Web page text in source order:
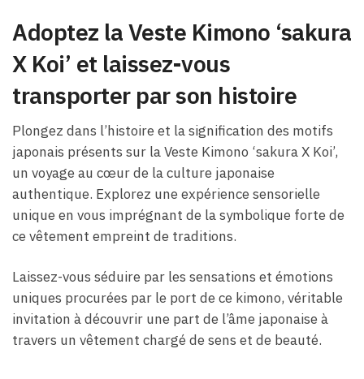
Adoptez la Veste Kimono ‘sakura
X Koi’ et laissez-vous
transporter par son histoire
Plongez dans l’histoire et la signification des motifs
japonais présents sur la Veste Kimono ‘sakura X Koi’,
un voyage au cœur de la culture japonaise
authentique. Explorez une expérience sensorielle
unique en vous imprégnant de la symbolique forte de
ce vêtement empreint de traditions.
Laissez-vous séduire par les sensations et émotions
uniques procurées par le port de ce kimono, véritable
invitation à découvrir une part de l’âme japonaise à
travers un vêtement chargé de sens et de beauté.